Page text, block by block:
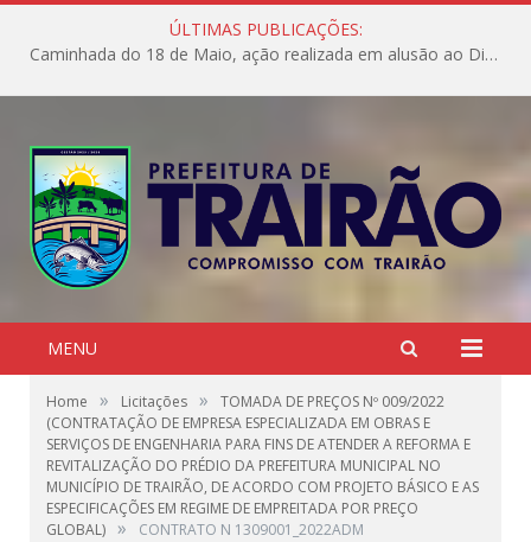
ÚLTIMAS PUBLICAÇÕES:
Caminhada do 18 de Maio, ação realizada em alusão ao Dia Nacional de Combate ao Abuso e à Exploração Sexual de Crianças e Adolescentes.
MENU
Home » Licitações »
TOMADA DE PREÇOS Nº 009/2022
(CONTRATAÇÃO DE EMPRESA ESPECIALIZADA EM OBRAS E
SERVIÇOS DE ENGENHARIA PARA FINS DE ATENDER A REFORMA E
REVITALIZAÇÃO DO PRÉDIO DA PREFEITURA MUNICIPAL NO
MUNICÍPIO DE TRAIRÃO, DE ACORDO COM PROJETO BÁSICO E AS
ESPECIFICAÇÕES EM REGIME DE EMPREITADA POR PREÇO
GLOBAL) » CONTRATO N 1309001_2022ADM